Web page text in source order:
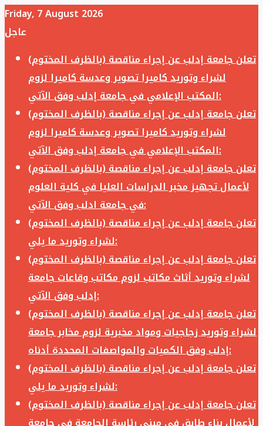
Friday, 7 August 2026
عاجل
تعلن جامعة إدلب عن إجراء مناقصة (بالظرف المختوم)
لشراء وتوريد كاميرا تصوير وعدسة كاميرا لزوم
المكتب الإعلامي في جامعة إدلب وفق الآتي:
تعلن جامعة إدلب عن إجراء مناقصة (بالظرف المختوم)
لشراء وتوريد كاميرا تصوير وعدسة كاميرا لزوم
المكتب الإعلامي في جامعة إدلب وفق الآتي:
تعلن جامعة إدلب عن إجراء مناقصة (بالظرف المختوم)
لأعمال تجهيز مخبر الدراسات العليا في كلية العلوم
في جامعة ادلب وفق الآتي:
تعلن جامعة إدلب عن إجراء مناقصة (بالظرف المختوم)
لشراء وتوريد ما يلي:
تعلن جامعة إدلب عن إجراء مناقصة (بالظرف المختوم)
لشراء وتوريد أثاث مكاتب لزوم مكاتب وقاعات جامعة
إدلب وفق الآتي:
تعلن جامعة إدلب عن إجراء مناقصة (بالظرف المختوم)
لشراء وتوريد زجاجيات ومواد مخبرية لزوم مخابر جامعة
إدلب وفق الكميات والمواصفات المحددة أدناه:
تعلن جامعة إدلب عن إجراء مناقصة (بالظرف المختوم)
لشراء وتوريد ما يلي:
تعلن جامعة إدلب عن إجراء مناقصة (بالظرف المختوم)